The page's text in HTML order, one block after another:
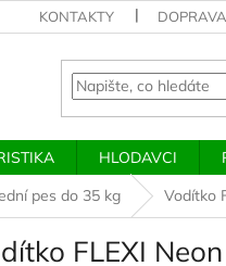
KONTAKTY
HLODAVCI
pes do 35 kg Vodítko
FLEXI